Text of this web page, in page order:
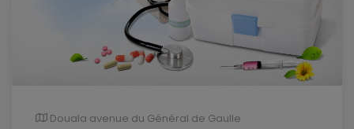
Douala avenue du Général de Gaulle